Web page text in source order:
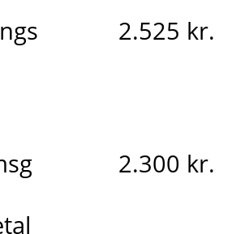
2.525 kr.
2.300 kr.